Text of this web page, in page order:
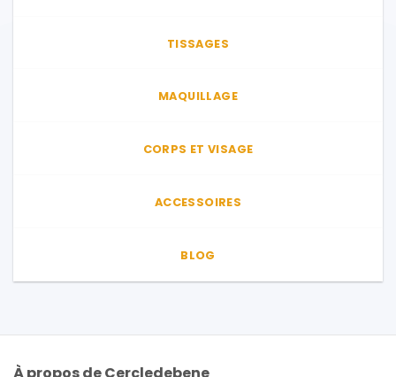
TISSAGES
MAQUILLAGE
CORPS ET VISAGE
ACCESSOIRES
BLOG
À propos de Cercledebene